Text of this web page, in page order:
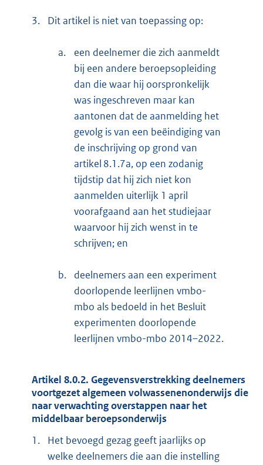
3. Dit artikel is niet van toepassing op:
a.
een deelnemer die zich aanmeldt
bij een andere beroepsopleiding
dan die waar hij oorspronkelijk
was ingeschreven maar kan
aantonen dat de aanmelding het
gevolg is van een beëindiging van
de inschrijving op grond van
artikel 8.1.7a, op een zodanig
tijdstip dat hij zich niet kon
aanmelden uiterlijk 1 april
voorafgaand aan het studiejaar
waarvoor hij zich wenst in te
schrijven; en
b.
deelnemers aan een experiment
doorlopende leerlijnen vmbo-
mbo als bedoeld in het Besluit
experimenten doorlopende
leerlijnen vmbo-mbo 2014–2022.
Artikel 8.0.2. Gegevensverstrekking deelnemers
voortgezet algemeen volwassenenonderwijs die
naar verwachting overstappen naar het
middelbaar beroepsonderwijs
1.
Het bevoegd gezag geeft jaarlijks op
welke deelnemers die aan die instelling